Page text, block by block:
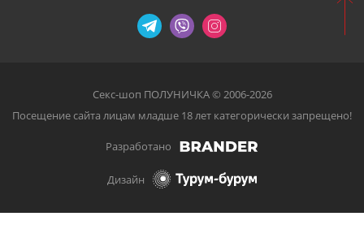
Секс-шоп ПОЛУНИЧКА © 2006-2026
Посещение сайта лицам младше 18 лет категорически запрещено!
Разработано
Дизайн